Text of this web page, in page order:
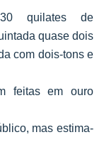
quilates de
quase dois
com dois-tons e
feitas em ouro
mas estima-